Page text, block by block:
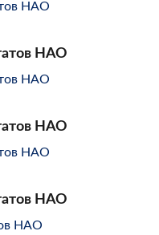
НАО
НАО
НАО